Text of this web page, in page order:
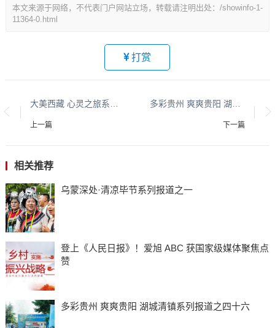
本文来源于网络，不代表门户网站立场，转载请注明出处：/showinfo-1-
11364-0.html
打赏
上一篇 下一篇
相关推荐
乌蒙深处·清凉毕节系列报道之一
登上《人民日报》！爱旭 ABC 获国家级媒体聚焦点
赞
多彩贵州 爽爽贵阳 湖城清镇系列报道之四十六